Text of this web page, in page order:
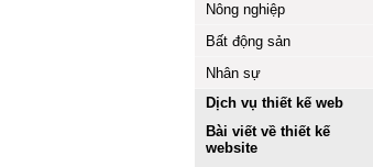
Nông nghiệp
Bất động sản
Nhân sự
Dịch vụ thiết kế web
Bài viết về thiết kế
website